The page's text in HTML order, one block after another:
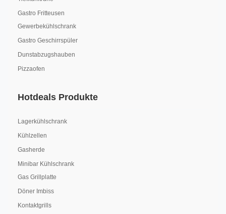
Gastro Fritteusen
Gewerbekühlschrank
Gastro Geschirrspüler
Dunstabzugshauben
Pizzaofen
Hotdeals Produkte
Lagerkühlschrank
Kühlzellen
Gasherde
Minibar Kühlschrank
Gas Grillplatte
Döner Imbiss
Kontaktgrills